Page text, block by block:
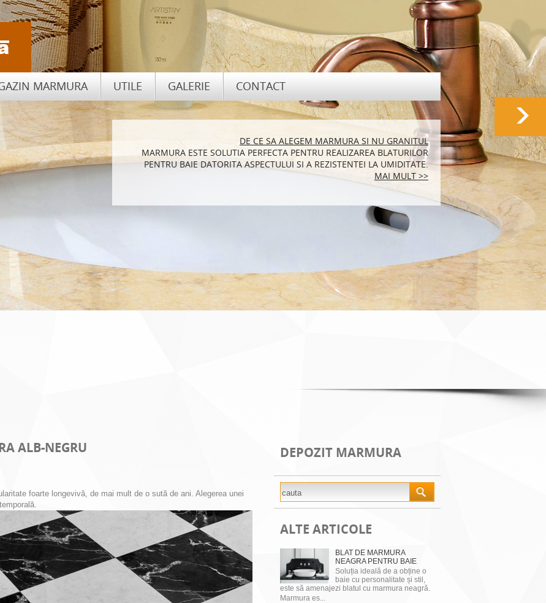
MARMURA UTILE GALERIE CONTACT
DE CE SA ALEGEM MARMURA SI NU GRANITUL
MARMURA ESTE SOLUTIA PERFECTA PENTRU REALIZAREA BLATURILOR
PENTRU BAIE DATORITA ASPECTULUI SI A REZISTENTEI LA UMIDITATE.
MAI MULT >>
CUM SA ALEGI PIATRA NATURALA POTRIVITA PENTRU LOCUINTA TA
BLATURILE DE BUCATARIE DIN MARMURA SUNT FOARTE ELEGANTE SI
DE ASEMENEA FOARTE PRACTICE.MAI MULT >>
DEPOZIT MARMURA
ALTE ARTICOLE
BLAT DE MARMURA
NEAGRA PENTRU BAIE
Soluția ideală de a obține o
baie cu personalitate și stil,
este să amenajezi blatul cu marmura neagră.
Marmura es...
ALB-NEGRU
foarte longevivă, de mai mult de o sută de ani. Alegerea unei